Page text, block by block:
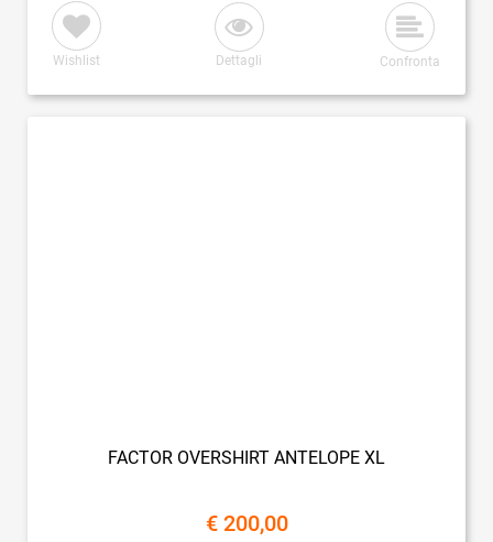
Wishlist Dettagli Confronta
FACTOR OVERSHIRT ANTELOPE XL
€ 200,00